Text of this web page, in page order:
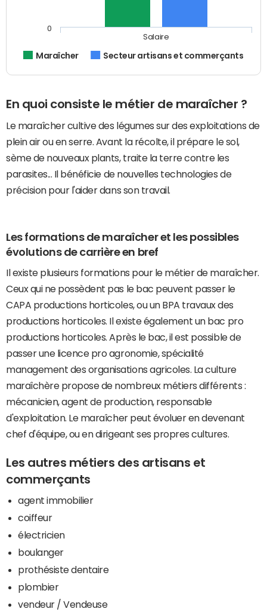
Maraîcher Secteur artisans et commerçants
Salaire
0
En quoi consiste le métier de maraîcher ?
Le maraîcher cultive des légumes sur des exploitations de
plein air ou en serre. Avant la récolte, il prépare le sol,
sème de nouveaux plants, traite la terre contre les
parasites... Il bénéficie de nouvelles technologies de
précision pour l'aider dans son travail.
Les formations de maraîcher et les possibles
évolutions de carrière en bref
Il existe plusieurs formations pour le métier de maraîcher.
Ceux qui ne possèdent pas le bac peuvent passer le
CAPA productions horticoles, ou un BPA travaux des
productions horticoles. Il existe également un bac pro
productions horticoles. Après le bac, il est possible de
passer une licence pro agronomie, spécialité
management des organisations agricoles. La culture
maraîchère propose de nombreux métiers différents :
mécanicien, agent de production, responsable
d'exploitation. Le maraîcher peut évoluer en devenant
chef d'équipe, ou en dirigeant ses propres cultures.
Les autres métiers des artisans et
commerçants
agent immobilier
coiffeur
électricien
boulanger
prothésiste dentaire
plombier
vendeur / Vendeuse